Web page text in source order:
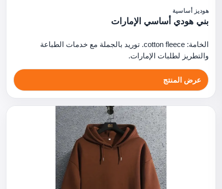
هوديز أساسية
بني هودي أساسي الإمارات
الخامة: cotton fleece. توريد بالجملة مع خدمات الطباعة
والتطريز لطلبات الإمارات.
عرض المنتج